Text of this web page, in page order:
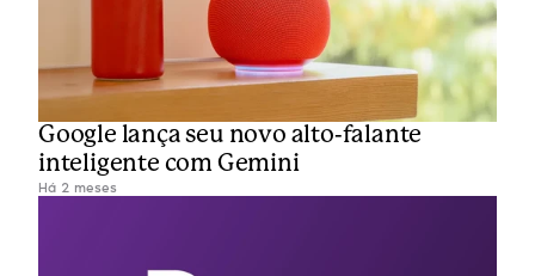
Google lança seu novo alto-falante
inteligente com Gemini
Há 2 meses